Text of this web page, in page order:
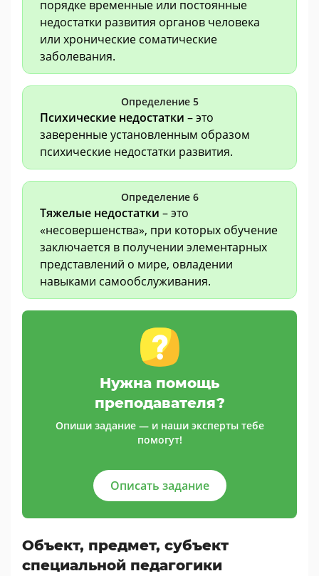
порядке временные или постоянные
недостатки развития органов человека
или хронические соматические
заболевания.
Определение 5
Психические недостатки – это
заверенные установленным образом
психические недостатки развития.
Определение 6
Тяжелые недостатки – это
«несовершенства», при которых обучение
заключается в получении элементарных
представлений о мире, овладении
навыками самообслуживания.
Нужна помощь
преподавателя?
Опиши задание — и наши эксперты тебе
помогут!
Описать задание
Объект, предмет, субъект
специальной педагогики